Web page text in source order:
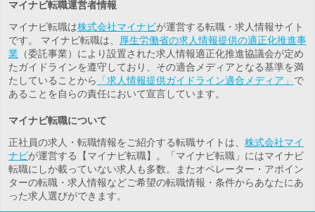
マイナビ転職運営者情報
マイナビ転職は株式会社マイナビが運営する転職・求人情報サイト
です。 マイナビ転職は、
厚生労働省の求人情報提供の適正化推進事
業 （委託事業）により設置された求人情報適正化推進協議会が定め
たガイドラインを遵守しており、その適合メディアとなる基準を満
たしていることから
「求人情報提供ガイドライン適合メディア」 で
あることを自らの責任において宣言しています。
マイナビ転職について
正社員の求人・転職情報をご紹介する転職サイトは、 株式会社マイ
ナビが運営する【マイナビ転職】。「マイナビ転職」にはマイナビ
転職にしか載っていない求人も多数。またオペレーター・アポイン
ターの転職・求人情報などご希望の転職情報・条件からあなたにあ
った求人選びができます。